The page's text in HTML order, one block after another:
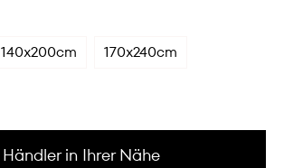
140x200cm
170x240cm
Händler in Ihrer Nähe